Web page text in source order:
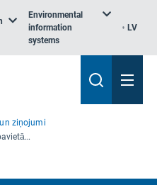
Environmental
information
systems
LV
ziņojumi
Siltums darbā - Norādījumi darbavietām